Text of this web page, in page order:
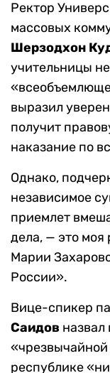
Ректор
массовых
Шерзодхон
учительницы
выразил
получит
наказание по
Однако,
независимое
приемлет
дела, — это моя
Марии
России».
Вице-спикер
Саидов
республике